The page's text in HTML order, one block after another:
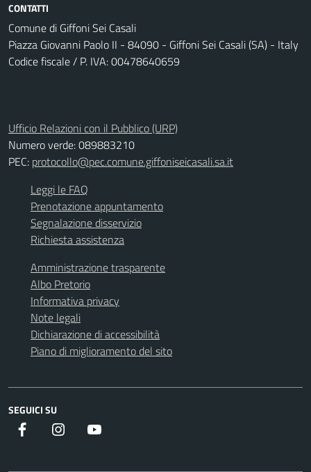
CONTATTI
Comune di Giffoni Sei Casali
Piazza Giovanni Paolo II - 84090 - Giffoni Sei Casali (SA) - Italy
Codice fiscale / P. IVA: 00478640659
Ufficio Relazioni con il Pubblico (URP)
Numero verde: 089883210
PEC: protocollo@pec.comune.giffoniseicasali.sa.it
Leggi le FAQ
Prenotazione appuntamento
Segnalazione disservizio
Richiesta assistenza
Amministrazione trasparente
Albo Pretorio
Informativa privacy
Note legali
Dichiarazione di accessibilità
Piano di miglioramento del sito
SEGUICI SU
Facebook instagram